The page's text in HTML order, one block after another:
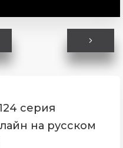
серия
на русском